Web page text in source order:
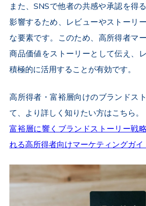
また、SNSで他者の共感や承認を得
影響するため、レビューやストーリ
な要素です。このため、高所得者マ
商品価値をストーリーとして伝え、
積極的に活用することが有効です。
高所得者・富裕層向けのブランドス
て、より詳しく知りたい方はこちら。
富裕層に響くブランドストーリー戦
れる高所得者向けマーケティングガイ